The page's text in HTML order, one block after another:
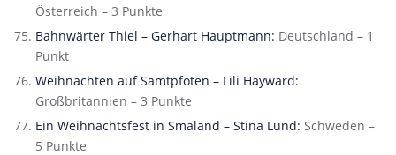
Österreich – 3 Punkte
Bahnwärter Thiel – Gerhart Hauptmann: Deutschland – 1
Punkt
Weihnachten auf Samtpfoten – Lili Hayward:
Großbritannien – 3 Punkte
Ein Weihnachtsfest in Smaland – Stina Lund: Schweden –
5 Punkte